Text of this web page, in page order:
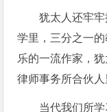
犹太人还牢
学里，三分之一
乐的一流作家，
律师事务所合伙人
当代我们所